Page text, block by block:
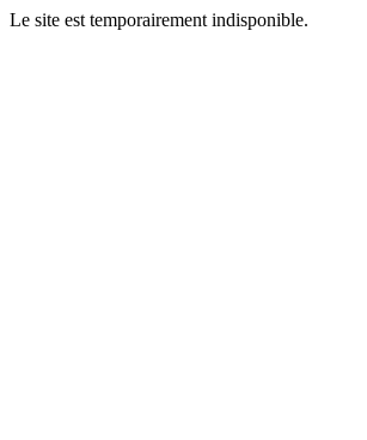
Le site est temporairement indisponible.